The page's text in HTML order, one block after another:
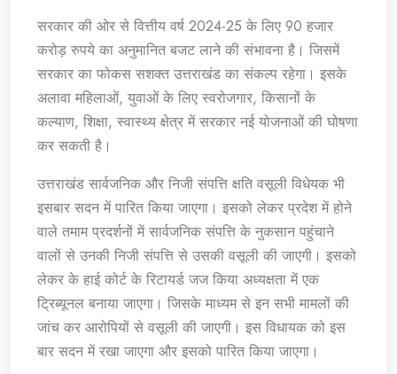
सरकार की ओर से वित्तीय वर्ष 2024-25 के लिए 90 हजार
करोड़ रुपये का अनुमानित बजट लाने की संभावना है। जिसमें
सरकार का फोकस सशक्त उत्तराखंड का संकल्प रहेगा। इसके
अलावा महिलाओं, युवाओं के लिए स्वरोजगार, किसानों के
कल्याण, शिक्षा, स्वास्थ्य क्षेत्र में सरकार नई योजनाओं की घोषणा
कर सकती है।
उत्तराखंड सार्वजनिक और निजी संपत्ति क्षति वसूली विधेयक भी
इसबार सदन में पारित किया जाएगा। इसको लेकर प्रदेश में होने
वाले तमाम प्रदर्शनों में सार्वजनिक संपत्ति के नुकसान पहुंचाने
वालों से उनकी निजी संपत्ति से उसकी वसूली की जाएगी। इसको
लेकर के हाई कोर्ट के रिटायर्ड जज किया अध्यक्षता में एक
ट्रिब्यूनल बनाया जाएगा। जिसके माध्यम से इन सभी मामलों की
जांच कर आरोपियों से वसूली की जाएगी। इस विधायक को इस
बार सदन में रखा जाएगा और इसको पारित किया जाएगा।